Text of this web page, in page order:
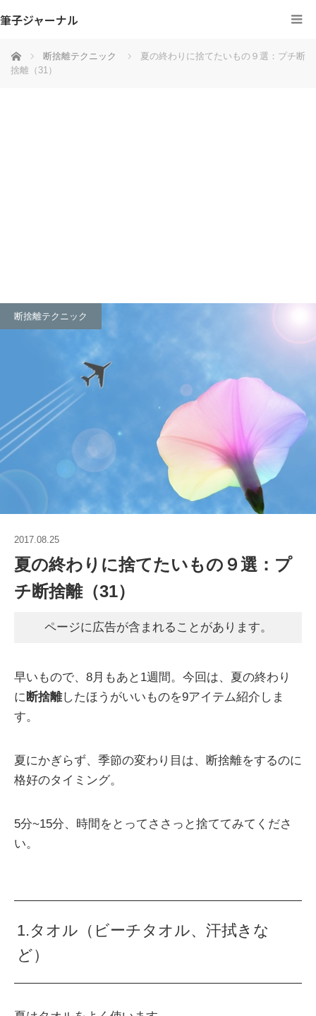
筆子ジャーナル
ホーム 断捨離テクニック
夏の終わりに捨てたいもの９選：プチ断
捨離（31）
断捨離テクニック
2017.08.25
夏の終わりに捨てたいもの９選：プ
チ断捨離（31）
ページに広告が含まれることがあります。
早いもので、8月もあと1週間。今回は、夏の終わり
に 断捨離したほうがいいものを9アイテム紹介しま
す。
夏にかぎらず、季節の変わり目は、断捨離をするのに
格好のタイミング。
5分~15分、時間をとってささっと捨ててみてくださ
い。
1.タオル（ビーチタオル、汗拭きな
ど）